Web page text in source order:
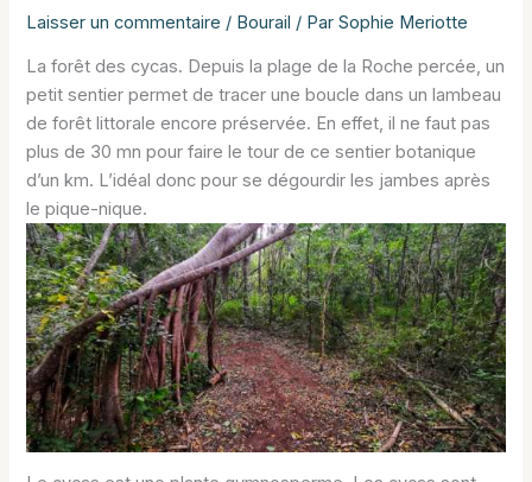
Laisser un commentaire / Bourail / ParSophie Meriotte
La forêt des cycas. Depuis la plage de la Roche percée, un
petit sentier permet de tracer une boucle dans un lambeau
de forêt littorale encore préservée. En effet, il ne faut pas
plus de 30 mn pour faire le tour de ce sentier botanique
d’un km. L’idéal donc pour se dégourdir les jambes après
le pique-nique.